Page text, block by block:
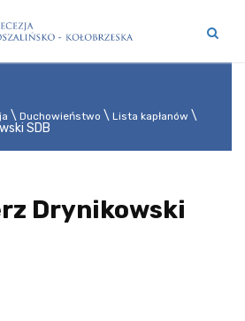
Duchowieństwo Lista kapłanów
SDB
Drynikowski